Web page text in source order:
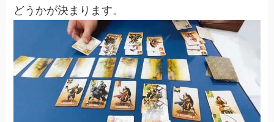
どうかが決まります。